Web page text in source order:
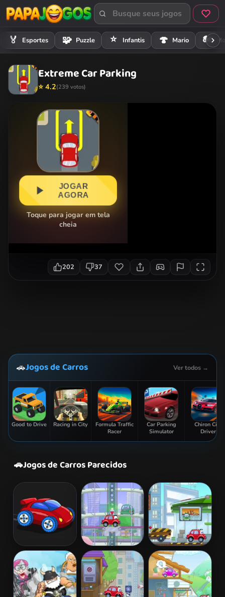
🏅 Esportes 🧩 Puzzle ⭐ Infantis 🍄 Mario 🏍️
Extreme Car Parking
⭐ 4.2(239 votos)
JOGAR
AGORA
Toque para jogar em tela
cheia
202 37
🚗Jogos de Carros Ver todos →
Good to Drive Racing in City
Formula Traffic
Racer
Car Parking
Simulator
Chiron City
Driver
🚗Jogos de Carros Parecidos
Desktop Racing
2
Wheely 2 Wheely 3